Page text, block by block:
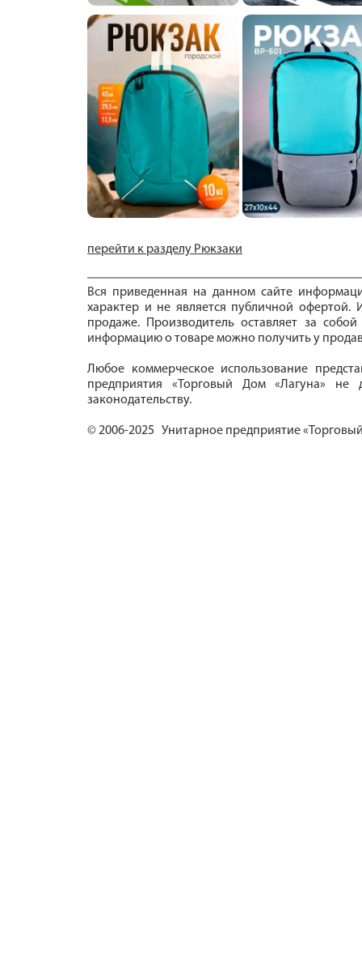
перейти к разделу Рюкзаки
Вся приведенная на данном сайте
характер и не является публичной офертой.
продаже. Производитель оставляет за
информацию о товаре можно получить у
Любое коммерческое использование
предприятия «Торговый Дом «Лагуна» не
законодательству.
© 2006-2025 Унитарное предприятие